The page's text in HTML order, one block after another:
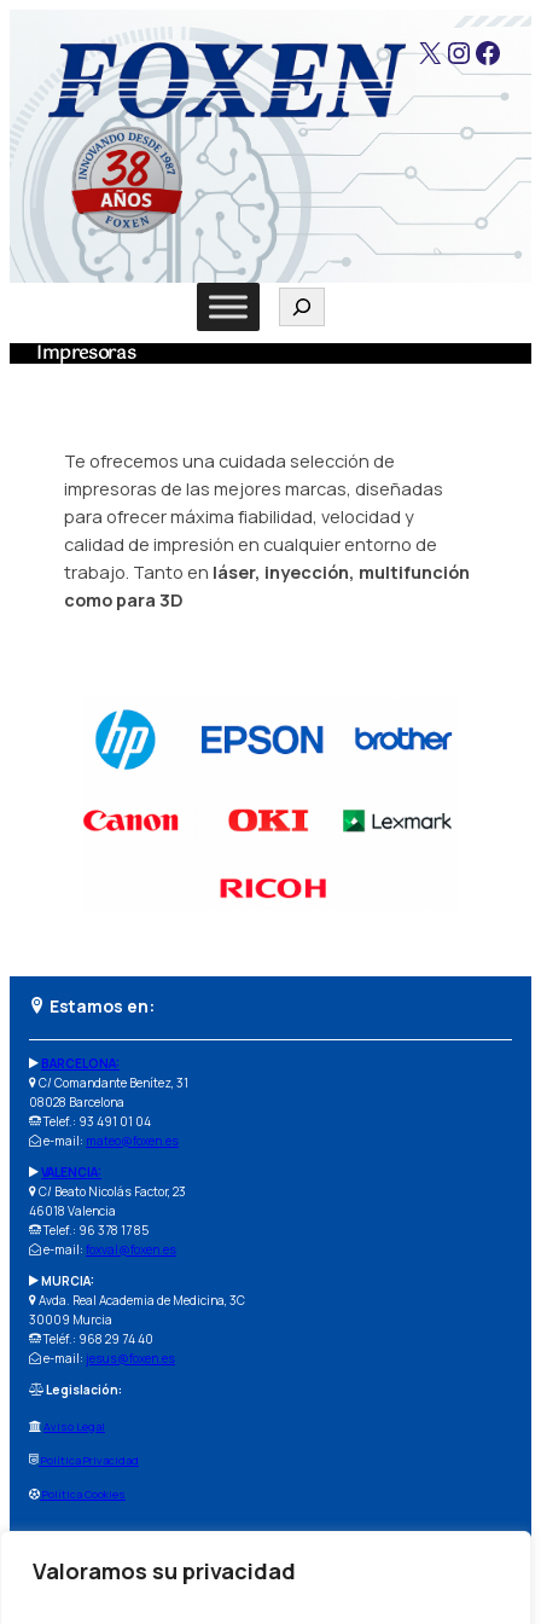
Valoramos su privacidad
contenido
X
Buscar
Impresoras
Te ofrecemos una cuidada selección de
impresoras de las mejores marcas, diseñadas
para ofrecer máxima fiabilidad, velocidad y
calidad de impresión en cualquier entorno de
trabajo. Tanto en láser, inyección, multifunción
como para 3D
Estamos en:
BARCELONA:
C/ Comandante Benítez, 31
08028 Barcelona
Telef.: 93 491 01 04
e-mail: mateo@foxen.es
VALENCIA:
C/ Beato Nicolás Factor, 23
46018 Valencia
Telef.: 96 378 17 85
e-mail: foxval@foxen.es
MURCIA:
Avda. Real Academia de Medicina, 3C
30009 Murcia
Teléf.: 968 29 74 40
e-mail: jesus@foxen.es
Legislación:
Aviso Legal
Política Privacidad
Política Cookies